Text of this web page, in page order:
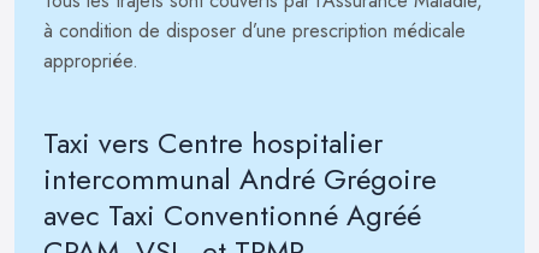
à condition de disposer d’une prescription médicale
appropriée.
Taxi vers Centre hospitalier
intercommunal André Grégoire
avec Taxi Conventionné Agréé